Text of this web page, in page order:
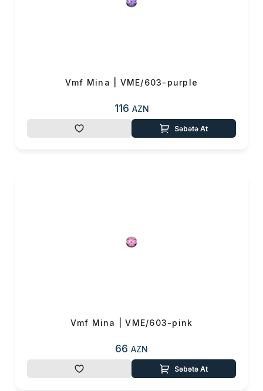
Vmf Mina | VME/603-purple
116 AZN
Səbətə At
Vmf Mina | VME/603-pink
66 AZN
Səbətə At
Məhsul(lar) səbətə əlavə edildi